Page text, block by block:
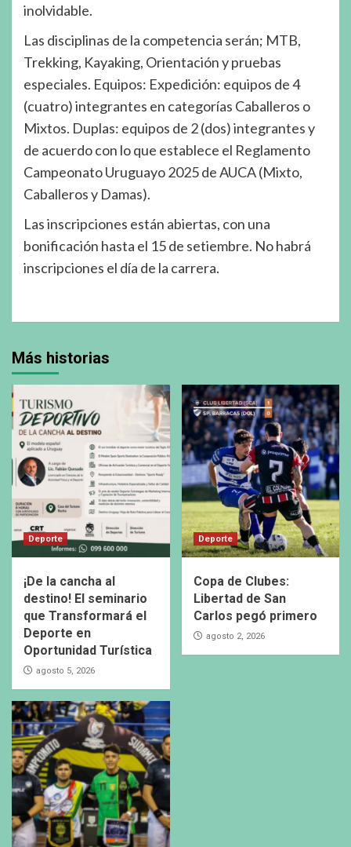
inolvidable.
Las disciplinas de la competencia serán; MTB,
Trekking, Kayaking, Orientación y pruebas
especiales. Equipos: Expedición: equipos de 4
(cuatro) integrantes en categorías Caballeros o
Mixtos. Duplas: equipos de 2 (dos) integrantes y
de acuerdo con lo que establece el Reglamento
Campeonato Uruguayo 2025 de AUCA (Mixto,
Caballeros y Damas).
Las inscripciones están abiertas, con una
bonificación hasta el 15 de setiembre. No habrá
inscripciones el día de la carrera.
Más historias
Deporte
¡De la cancha al
destino! El seminario
que Transformará el
Deporte en
Oportunidad Turística
agosto 5, 2026
Deporte
Copa de Clubes:
Libertad de San
Carlos pegó primero
agosto 2, 2026